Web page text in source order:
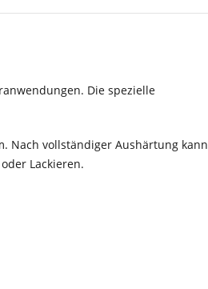
Die spezielle
Nach vollständiger Aushärtung kann
Lackieren.